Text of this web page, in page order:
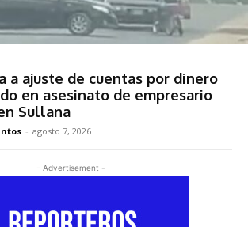
a ajuste de cuentas por dinero
en asesinato de empresario
Sullana
- agosto 7, 2026
- Advertisement -